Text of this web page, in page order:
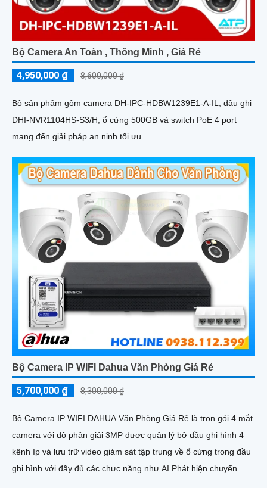
Bộ Camera An Toàn , Thông Minh , Giá Rẻ
4,950,000 ₫ 8,600,000 ₫
Bộ sản phẩm gồm camera DH-IPC-HDBW1239E1-A-IL, đầu ghi
DHI-NVR1104HS-S3/H, ổ cứng 500GB và switch PoE 4 port
mang đến giải pháp an ninh tối ưu.
Bộ Camera IP WIFI Dahua Văn Phòng Giá Rẻ
5,700,000 ₫ 8,300,000 ₫
Bộ Camera IP WIFI DAHUA Văn Phòng Giá Rẻ là trọn gói 4 mắt
camera với độ phân giải 3MP được quản lý bở đầu ghi hình 4
kênh Ip và lưu trữ video giám sát tập trung về ổ cứng trong đầu
ghi hình với đầy đủ các chưc năng như AI Phát hiện chuyển